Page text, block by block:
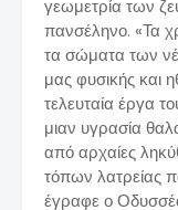
γεωμετρία των
πανσέληνο. «Τα
τα σώματα των
μας φυσικής και
τελευταία έργα
μιαν υγρασία
από αρχαίες
τόπων λατρείας
έγραφε ο